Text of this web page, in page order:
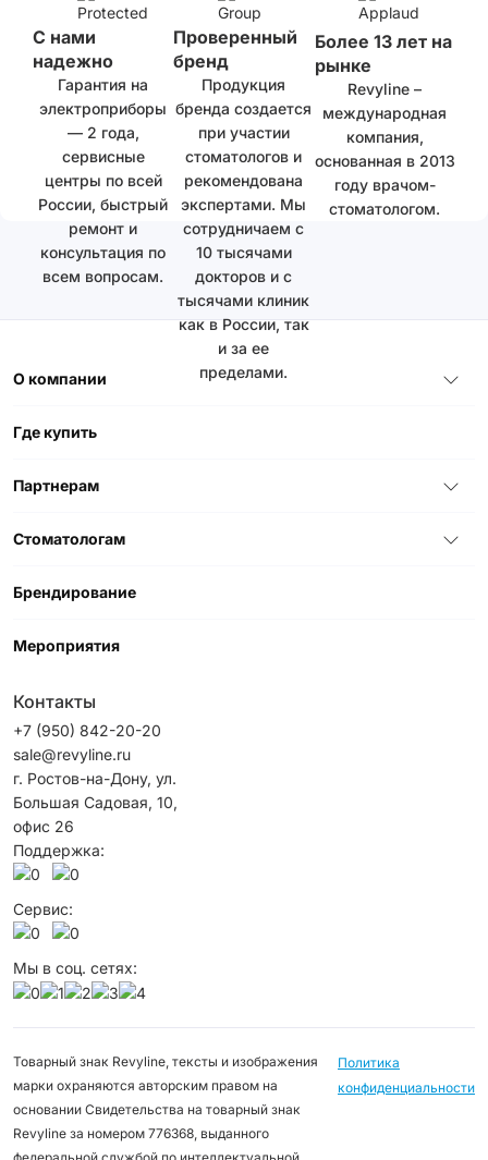
С нами
надежно
Гарантия на
электроприборы
— 2 года,
сервисные
центры по всей
России, быстрый
ремонт и
консультация по
всем вопросам.
Проверенный
бренд
Продукция
бренда создается
при участии
стоматологов и
рекомендована
экспертами. Мы
сотрудничаем с
10 тысячами
докторов и с
тысячами клиник
как в России, так
и за ее
пределами.
Более 13 лет на
рынке
Revyline –
международная
компания,
основанная в 2013
году врачом-
стоматологом.
О компании
Где купить
Партнерам
Стоматологам
Брендирование
Мероприятия
Контакты
+7 (950) 842-20-20
sale@revyline.ru
г. Ростов-на-Дону, ул.
Большая Садовая, 10,
офис 26
Поддержка:
Сервис:
Мы в соц. сетях:
Товарный знак Revyline, тексты и изображения
марки охраняются авторским правом на
основании Свидетельства на товарный знак
Revyline за номером 776368, выданного
Политика
конфиденциальности